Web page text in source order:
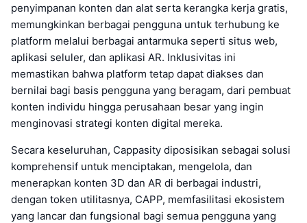
penyimpanan konten dan alat serta kerangka kerja gratis,
memungkinkan berbagai pengguna untuk terhubung ke
platform melalui berbagai antarmuka seperti situs web,
aplikasi seluler, dan aplikasi AR. Inklusivitas ini
memastikan bahwa platform tetap dapat diakses dan
bernilai bagi basis pengguna yang beragam, dari pembuat
konten individu hingga perusahaan besar yang ingin
menginovasi strategi konten digital mereka.
Secara keseluruhan, Cappasity diposisikan sebagai solusi
komprehensif untuk menciptakan, mengelola, dan
menerapkan konten 3D dan AR di berbagai industri,
dengan token utilitasnya, CAPP, memfasilitasi ekosistem
yang lancar dan fungsional bagi semua pengguna yang